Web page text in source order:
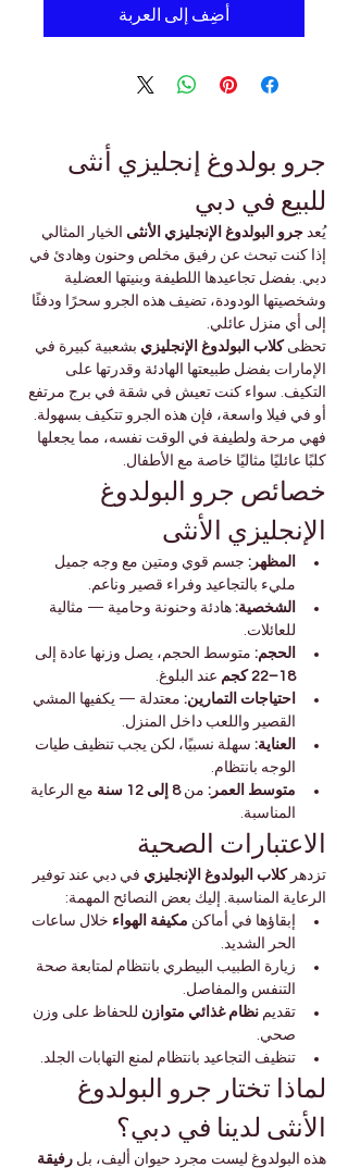
أضِف إلى العربة
جرو بولدوغ إنجليزي أنثى
للبيع في دبي
يُعد جرو البولدوغ الإنجليزي الأنثى الخيار المثالي
إذا كنت تبحث عن رفيق مخلص وحنون وهادئ في
دبي. بفضل تجاعيدها اللطيفة وبنيتها العضلية
وشخصيتها الودودة، تضيف هذه الجرو سحرًا ودفئًا
إلى أي منزل عائلي.
تحظى كلاب البولدوغ الإنجليزي بشعبية كبيرة في
الإمارات بفضل طبيعتها الهادئة وقدرتها على
التكيف. سواء كنت تعيش في شقة في برج مرتفع
أو في فيلا واسعة، فإن هذه الجرو تتكيف بسهولة.
فهي مرحة ولطيفة في الوقت نفسه، مما يجعلها
كلبًا عائليًا مثاليًا خاصة مع الأطفال.
خصائص جرو البولدوغ
الإنجليزي الأنثى
المظهر: جسم قوي ومتين مع وجه جميل
مليء بالتجاعيد وفراء قصير وناعم.
الشخصية: هادئة وحنونة وحامية — مثالية
للعائلات.
الحجم: متوسط الحجم، يصل وزنها عادة إلى
18–22 كجم
عند البلوغ.
احتياجات التمارين: معتدلة — يكفيها المشي
القصير واللعب داخل المنزل.
العناية: سهلة نسبيًا، لكن يجب تنظيف طيات
الوجه بانتظام.
متوسط العمر: من 8 إلى 12 سنة
مع الرعاية
المناسبة.
الاعتبارات الصحية
تزدهر كلاب البولدوغ الإنجليزي في دبي عند توفير
الرعاية المناسبة. إليك بعض النصائح المهمة:
إبقاؤها في أماكن مكيفة الهواء خلال ساعات
الحر الشديد.
زيارة الطبيب البيطري بانتظام لمتابعة صحة
التنفس والمفاصل.
تقديم نظام غذائي متوازن للحفاظ على وزن
صحي.
تنظيف التجاعيد بانتظام لمنع التهابات الجلد.
لماذا تختار جرو البولدوغ
الأنثى لدينا في دبي؟
هذه البولدوغ ليست مجرد حيوان أليف، بل رفيقة